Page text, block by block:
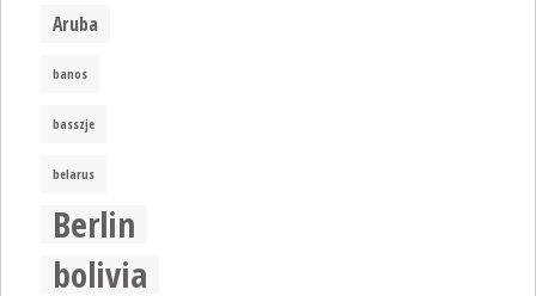
Aruba
banos
basszje
belarus
Berlin
bolivia